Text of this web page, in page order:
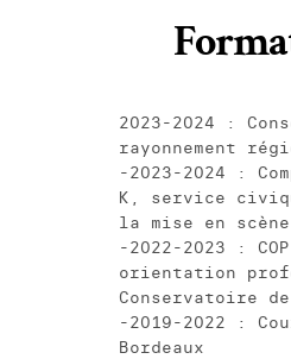
2023-2024 :
rayonnement
-2023-2024 :
K, service
la mise en scène
-2022-2023 :
orientation
Conservatoire
-2019-2022 :
Bordeaux